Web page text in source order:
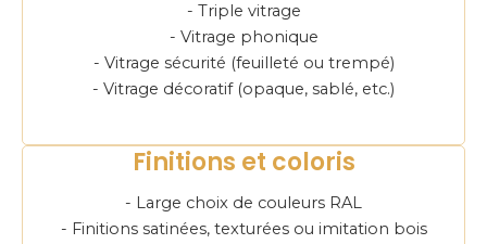
- Triple vitrage
- Vitrage phonique
- Vitrage sécurité (feuilleté ou trempé)
- Vitrage décoratif (opaque, sablé, etc.)
Finitions et coloris
- Large choix de couleurs RAL
- Finitions satinées, texturées ou imitation bois